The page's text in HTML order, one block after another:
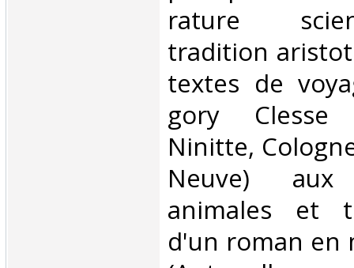
rature
tradition
textes de
gory
Ninitte,
Neuve) aux
animales et
d'un roman en